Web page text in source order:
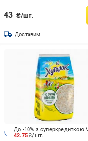
43 ₴/шт.
Доставим
42.75₴/шт.